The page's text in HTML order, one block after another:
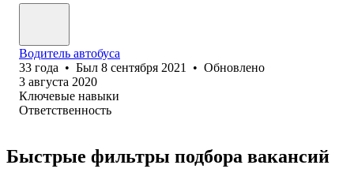
Водитель автобуса
33 года • Был 8 сентября 2021 • Обновлено
3 августа 2020
Ключевые навыки
Ответственность
Быстрые фильтры подбора вакансий